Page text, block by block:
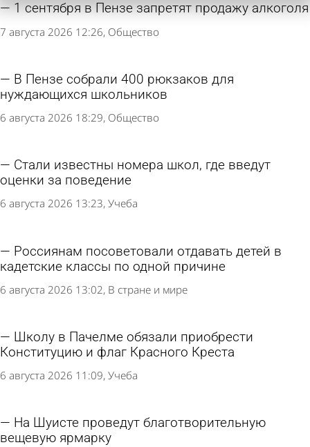
1 сентября в Пензе запретят продажу алкоголя
7 августа 2026 12:26 Общество
В Пензе собрали 400 рюкзаков для
нуждающихся школьников
6 августа 2026 18:29 Общество
Стали известны номера школ, где введут
оценки за поведение
6 августа 2026 13:23 Учеба
Россиянам посоветовали отдавать детей в
кадетские классы по одной причине
6 августа 2026 13:02 В стране и мире
Школу в Пачелме обязали приобрести
Конституцию и флаг Красного Креста
6 августа 2026 11:09 Учеба
На Шуисте проведут благотворительную
вещевую ярмарку